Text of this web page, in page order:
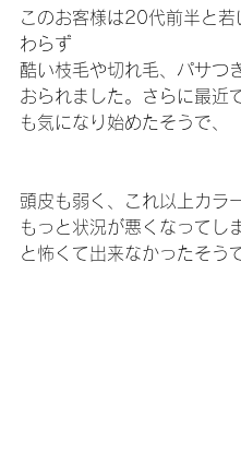
このお客様は20代前半と若
わらず
酷い枝毛や切れ毛、パサつ
おられました。さらに最近
も気になり始めたそうで、
頭皮も弱く、これ以上カラ
もっと状況が悪くなってし
と怖くて出来なかったそう